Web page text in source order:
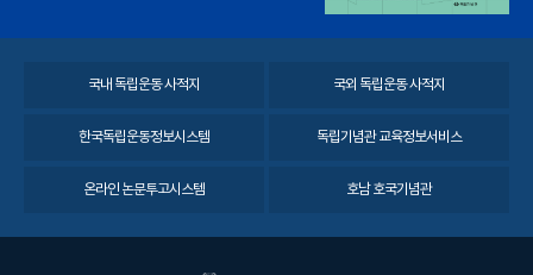
국내 독립운동 사적지 국외 독립운동 사적지
한국독립운동정보시스템 독립기념관 교육정보서비스
온라인 논문투고시스템 호남 호국기념관